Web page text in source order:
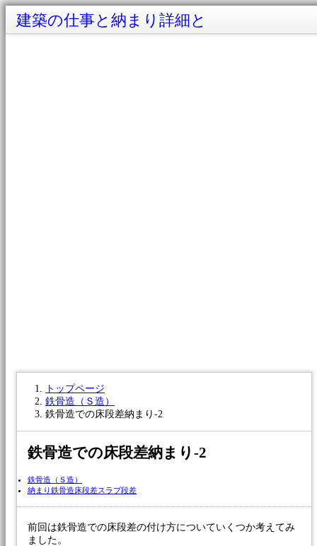
建築の仕事と納まり詳細と
トップページ
鉄骨造（Ｓ造）
鉄骨造での床段差納まり-2
鉄骨造での床段差納まり-2
鉄骨造（Ｓ造）
納まり鉄骨造床段差スラブ段差
前回は鉄骨造での床段差の付け方についていくつか考えてみ
ました。